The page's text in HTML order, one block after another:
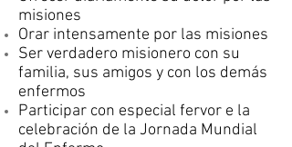
misiones
Orar intensamente por las misiones
Ser verdadero misionero con su
familia, sus amigos y con los demás
enfermos
Participar con especial fervor e la
celebración de la Jornada Mundial